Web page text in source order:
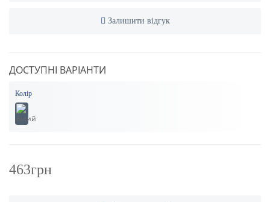
Залишити відгук
ДОСТУПНІ ВАРІАНТИ
Колір
463грн